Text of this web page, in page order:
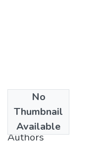
No
Thumbnail
Available
2009
Authors